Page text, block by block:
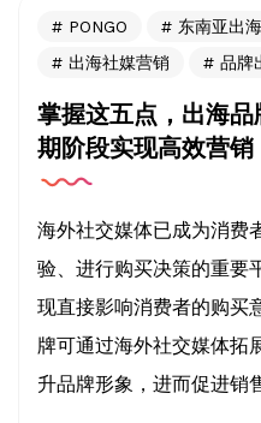
PONGO 东南亚出海
出海社媒营销
品牌
掌握这五点，出海
期阶段实现高效营销
海外社交媒体已成为消费
验、进行购买决策的重要
现直接影响消费者的购买
牌可通过海外社交媒体拓
升品牌形象，进而促进销